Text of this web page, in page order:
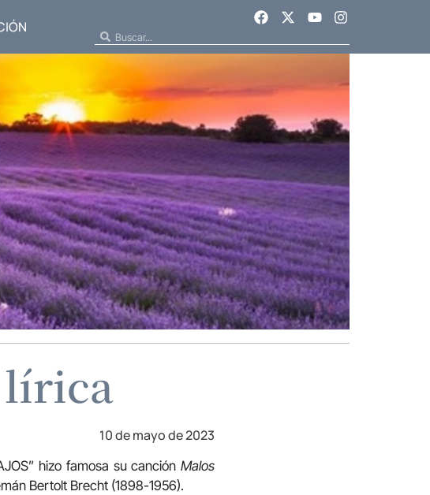
lírica
10 de mayo de 2023
hizo famosa su canción Malos
Bertolt Brecht (1898-1956).